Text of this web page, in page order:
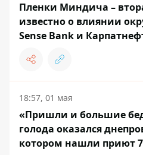
Пленки Миндича –
известно о влиянии
Sense Bank и
18:57, 01 мая
«Пришли и большие
голода оказался
котором нашли приют